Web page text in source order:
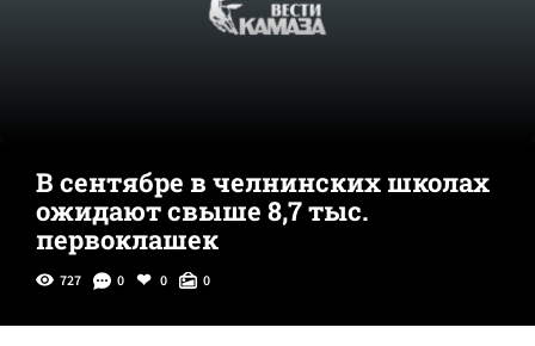
В сентябре в челнинских школах
ожидают свыше 8,7 тыс.
первоклашек
727 0 0 0